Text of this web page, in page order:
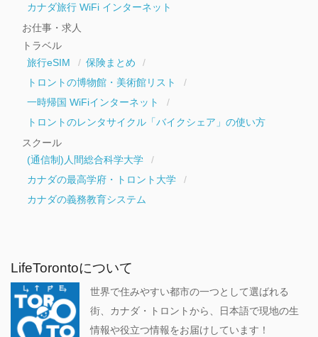
カナダ旅行 WiFi インターネット
お仕事・求人
トラベル
旅行eSIM
保険まとめ
トロントの博物館・美術館リスト
一時帰国 WiFiインターネット
トロントのレンタサイクル「バイクシェア」の使い方
スクール
(通信制)人間総合科学大学
カナダの最高学府・トロント大学
カナダの義務教育システム
LifeTorontoについて
世界で住みやすい都市の一つとして選ばれる
街、カナダ・トロントから、日本語で現地の生
情報や役立つ情報をお届けしています！